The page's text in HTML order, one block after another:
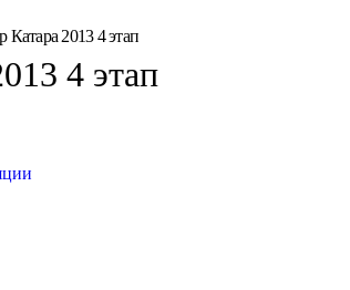
Катара 2013 4 этап
4 этап